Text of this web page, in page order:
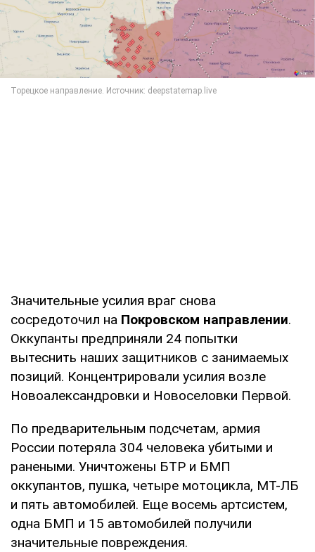
Значительные усилия враг снова
сосредоточил на Покровском направлении.
Оккупанты предприняли 24 попытки
вытеснить наших защитников с занимаемых
позиций. Концентрировали усилия возле
Новоалександровки и Новоселовки Первой.
По предварительным подсчетам, армия
России потеряла 304 человека убитыми и
ранеными. Уничтожены БТР и БМП
оккупантов, пушка, четыре мотоцикла, МТ-ЛБ
и пять автомобилей. Еще восемь артсистем,
одна БМП и 15 автомобилей получили
значительные повреждения.